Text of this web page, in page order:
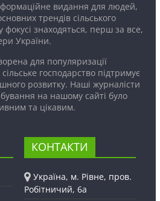
видання для людей,
трендів сільського
знаходяться, перш за все,
України.
для популяризації
господарство підтримує
розвитку. Наші журналісти
на нашому сайті було
та цікавим.
КОНТАКТИ
Україна, м. Рівне, пров.
Робітничий, 6а